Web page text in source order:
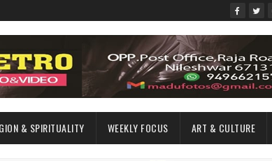
& SPIRITUALITY WEEKLY FOCUS ART & CULTURE